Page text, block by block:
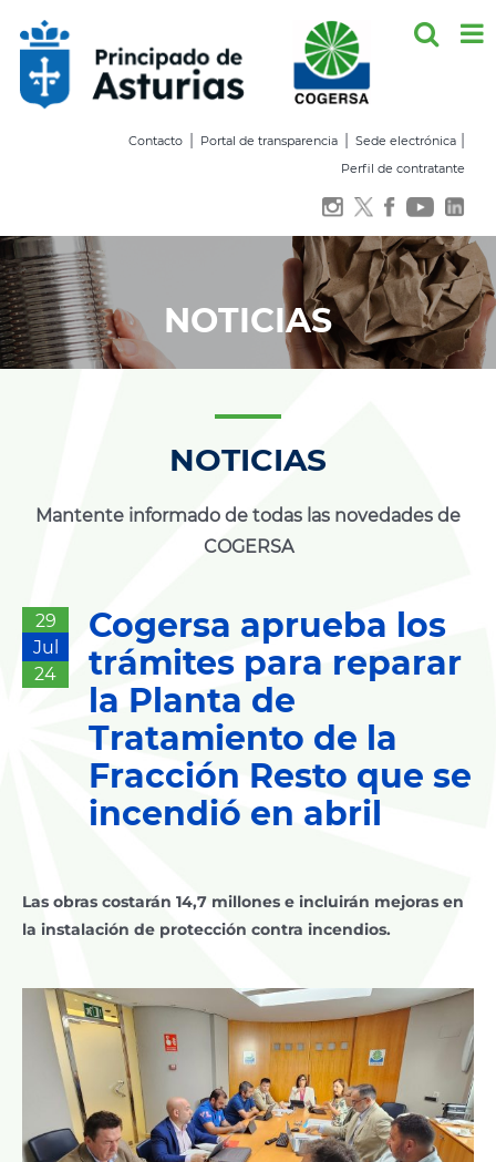
contenido
Contacto | Portal de transparencia | Sede electrónica |
Perfil de contratante
NOTICIAS
NOTICIAS
Mantente informado de todas las novedades de
COGERSA
29
Jul
24
Cogersa aprueba los
trámites para reparar
la Planta de
Tratamiento de la
Fracción Resto que se
incendió en abril
Las obras costarán 14,7 millones e incluirán mejoras en
la instalación de protección contra incendios.